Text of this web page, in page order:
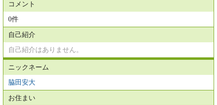
コメント
0件
自己紹介
自己紹介はありません。
ニックネーム
脇田安大
お住まい